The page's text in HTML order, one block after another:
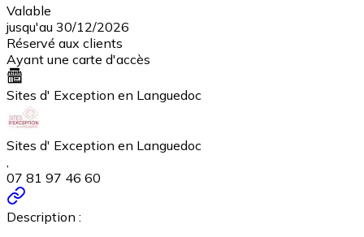
Valable
jusqu'au 30/12/2026
Réservé aux clients
Ayant une carte d'accès
Sites d' Exception en Languedoc
Sites d' Exception en Languedoc
,
07 81 97 46 60
Description :